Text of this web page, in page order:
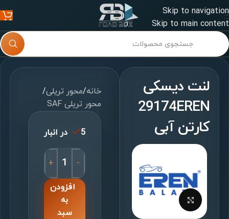
Skip to navigation
Skip to main content
لنت دیسکی
29174EREN
کارتن آبی
برای بزرگنمایی کلیک کنید
خانه/محور تریلی/
محور تریلی SAF
5 در انبار
-
+
افزودن
به
سبد